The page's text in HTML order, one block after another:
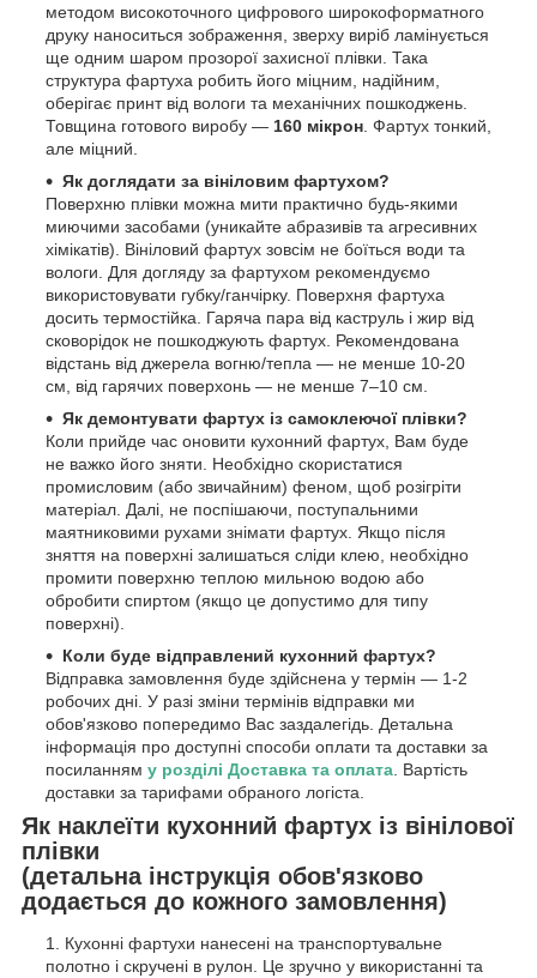
методом високоточного цифрового широкоформатного
друку наноситься зображення, зверху виріб ламінується
ще одним шаром прозорої захисної плівки. Така
структура фартуха робить його міцним, надійним,
оберігає принт від вологи та механічних пошкоджень.
Товщина готового виробу — 160 мікрон . Фартух тонкий,
але міцний.
Як доглядати за вініловим фартухом?
Поверхню плівки можна мити практично будь-якими
миючими засобами (уникайте абразивів та агресивних
хімікатів). Вініловий фартух зовсім не боїться води та
вологи. Для догляду за фартухом рекомендуємо
використовувати губку/ганчірку. Поверхня фартуха
досить термостійка. Гаряча пара від каструль і жир від
сковорідок не пошкоджують фартух. Рекомендована
відстань від джерела вогню/тепла — не менше 10-20
см, від гарячих поверхонь — не менше 7–10 см.
Як демонтувати фартух із самоклеючої плівки?
Коли прийде час оновити кухонний фартух, Вам буде
не важко його зняти. Необхідно скористатися
промисловим (або звичайним) феном, щоб розігріти
матеріал. Далі, не поспішаючи, поступальними
маятниковими рухами знімати фартух. Якщо після
зняття на поверхні залишаться сліди клею, необхідно
промити поверхню теплою мильною водою або
обробити спиртом (якщо це допустимо для типу
поверхні).
Коли буде відправлений кухонний фартух?
Відправка замовлення буде здійснена у термін — 1-2
робочих дні. У разі зміни термінів відправки ми
обов'язково попередимо Вас заздалегідь. Детальна
інформація про доступні способи оплати та доставки за
посиланням у розділі Доставка та оплата . Вартість
доставки за тарифами обраного логіста.
Як наклеїти кухонний фартух із вінілової
плівки
(детальна інструкція обов'язково
додається до кожного замовлення)
Кухонні фартухи нанесені на транспортувальне
полотно і скручені в рулон. Це зручно у використанні та